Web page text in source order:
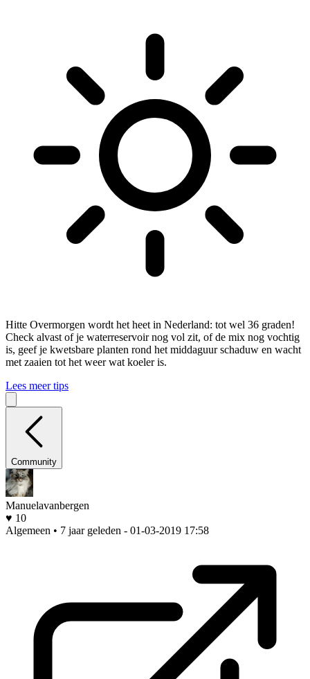
Hitte Overmorgen wordt het heet in Nederland: tot wel 36 graden!
Check alvast of je waterreservoir nog vol zit, of de mix nog vochtig
is, geef je kwetsbare planten rond het middaguur schaduw en wacht
met zaaien tot het weer wat koeler is.
Lees meer tips
Community
Manuelavanbergen
♥ 10
Algemeen • 7 jaar geleden - 01-03-2019 17:58